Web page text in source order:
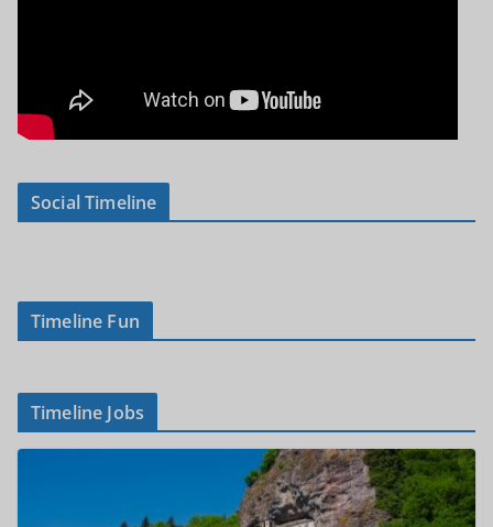
Social Timeline
Timeline Fun
Timeline Jobs